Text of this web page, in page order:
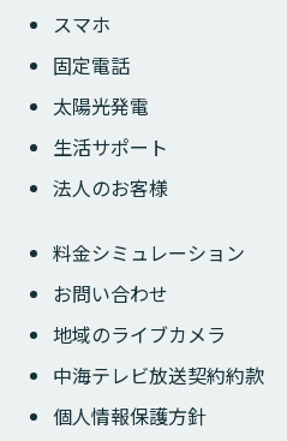
スマホ
固定電話
太陽光発電
生活サポート
法人のお客様
料金シミュレーション
お問い合わせ
地域のライブカメラ
中海テレビ放送契約約款
個人情報保護方針